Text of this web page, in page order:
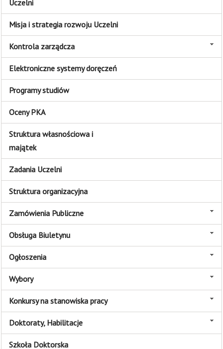
Uczelni
Misja i strategia rozwoju Uczelni
Kontrola zarządcza
Elektroniczne systemy doręczeń
Programy studiów
Oceny PKA
Struktura własnościowa i
majątek
Zadania Uczelni
Struktura organizacyjna
Zamówienia Publiczne
Obsługa Biuletynu
Ogłoszenia
Wybory
Konkursy na stanowiska pracy
Doktoraty, Habilitacje
Szkoła Doktorska